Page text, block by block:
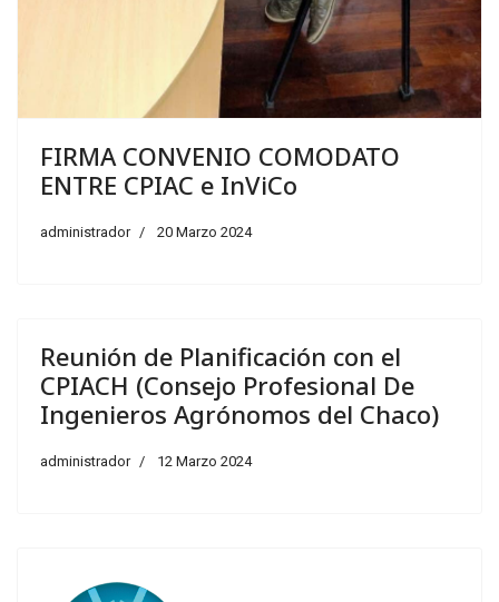
FIRMA CONVENIO COMODATO
ENTRE CPIAC e InViCo
administrador 20 Marzo 2024
Reunión de Planificación con el
CPIACH (Consejo Profesional De
Ingenieros Agrónomos del Chaco)
administrador 12 Marzo 2024